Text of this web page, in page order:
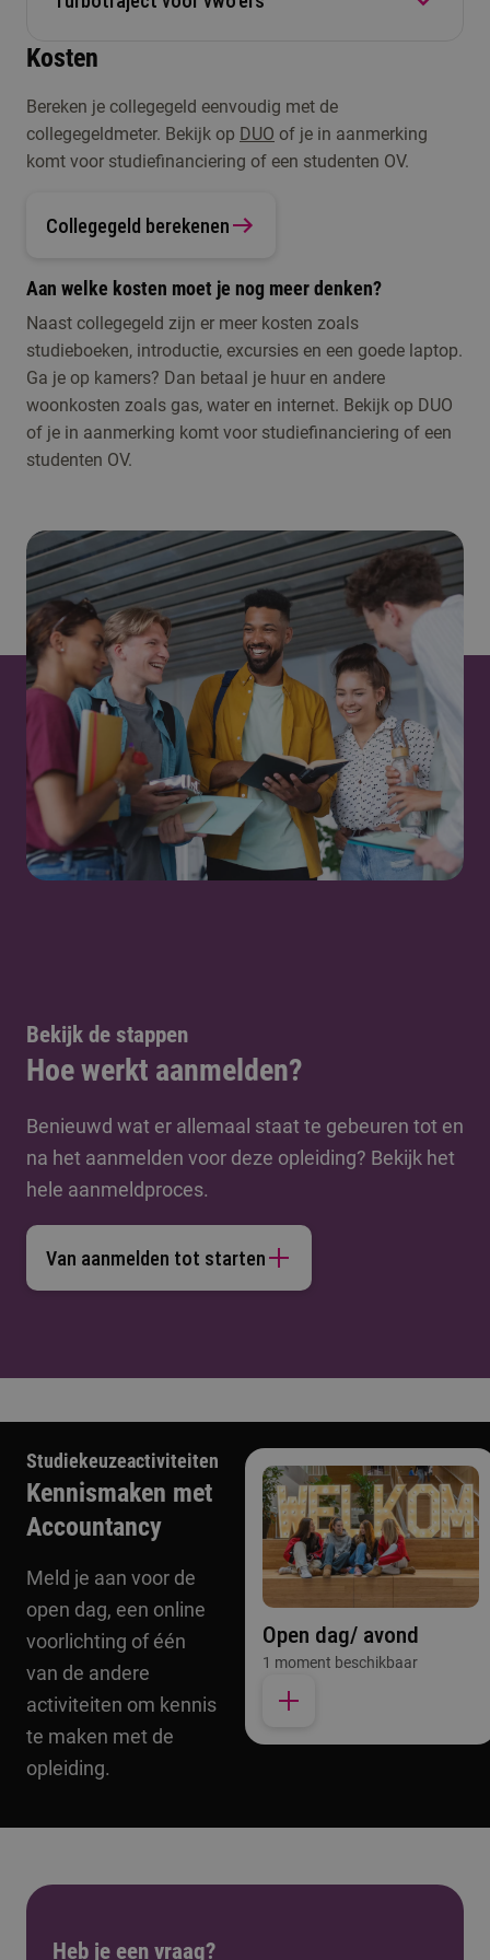
Direct instroombaar
toelatingsonderzoek 21+doen. Zo kijken we of je
Heb je een buitenlands diploma? Ook daarmee
dan moeten we wél kijken of jouw diploma aan
diploma te laten waarderen. Daarnaast is het ook
belangrijk dat je Nederlands spreekt op niveau
B2.
bieden we een turbotraject aan. Dit houdt in dat je
instroomt in het tweede jaar van de opleiding en
alleen de vakken bedrijfsadministratie en
Kosten
Bereken je collegegeld eenvoudig met de
collegegeldmeter. Bekijk op DUO of je in aanmerking
komt voor studiefinanciering of een studenten OV.
Collegegeld berekenen
Aan welke kosten moet je nog meer denken?
Naast collegegeld zijn er meer kosten zoals
studieboeken, introductie, excursies en een goede laptop.
Ga je op kamers? Dan betaal je huur en andere
woonkosten zoals gas, water en internet. Bekijk op DUO
of je in aanmerking komt voor studiefinanciering of een
studenten OV.
Bekijk de stappen
Hoe werkt aanmelden?
Benieuwd wat er allemaal staat te gebeuren tot en
na het aanmelden voor deze opleiding? Bekijk het
hele aanmeldproces.
Van aanmelden tot starten
Studiekeuzeactiviteiten
Kennismaken met
Accountancy
Meld je aan voor de
open dag, een online
voorlichting of één
van de andere
activiteiten om kennis
te maken met de
opleiding.
Open dag/ avond
1 moment beschikbaar
Heb je een vraag?